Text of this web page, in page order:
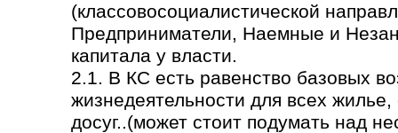
(классовосоциалистической
Предприниматели, Наемные и
капитала у власти.
2.1. В КС есть равенство базовых
жизнедеятельности для всех
досуг..(может стоит подумать над